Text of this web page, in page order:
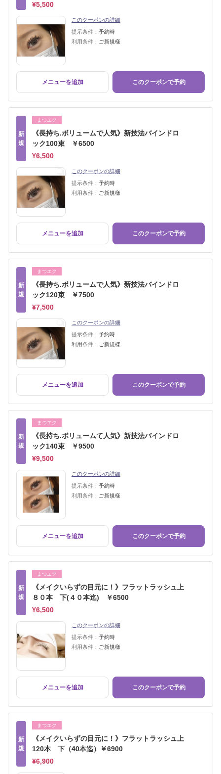
¥5,500
このクーポンの詳細
提示条件： 予約時
利用条件： ご新規様
メニューを追加 このクーポンで予約
新
規
まつエク
《長持ち.ボリュームで人気》新技法バインドロ
ック100束 ￥6500
¥6,500
このクーポンの詳細
提示条件： 予約時
利用条件： ご新規様
メニューを追加 このクーポンで予約
新
規
まつエク
《長持ち.ボリュームで人気》新技法バインドロ
ック120束 ￥7500
¥7,500
このクーポンの詳細
提示条件： 予約時
利用条件： ご新規様
メニューを追加 このクーポンで予約
新
規
まつエク
《長持ち.ボリュームて人気》新技法バインドロ
ック140束 ￥9500
¥9,500
このクーポンの詳細
提示条件： 予約時
利用条件： ご新規様
メニューを追加 このクーポンで予約
新
規
まつエク
《メイクいらずの目元に！》フラットラッシュ上
８０本 下(４０本迄) ￥6500
¥6,500
このクーポンの詳細
提示条件： 予約時
利用条件： ご新規様
メニューを追加 このクーポンで予約
新
規
まつエク
《メイクいらずの目元に！》フラットラッシュ上
120本 下（40本迄）￥6900
¥6,900